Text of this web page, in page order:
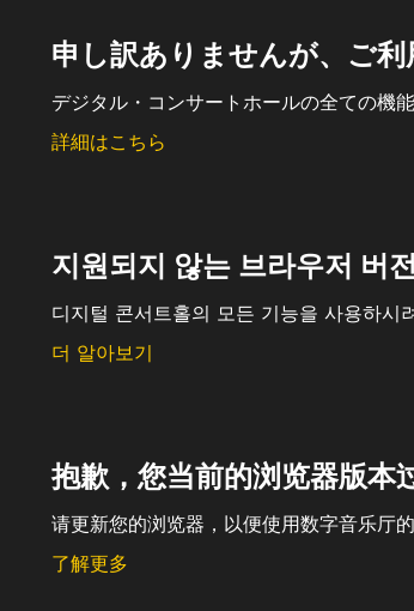
申し訳ありませんが、ご
デジタル・コンサートホールの全ての機
詳細はこちら
지원되지 않는 브라우저 버
디지털 콘서트홀의 모든 기능을 사용하시
더 알아보기
抱歉，您当前的浏览器版本
请更新您的浏览器，以便使用数字音乐厅的
了解更多